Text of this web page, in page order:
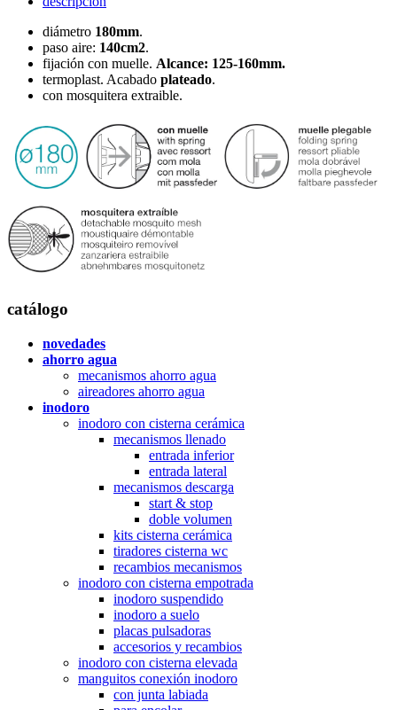
diámetro 180mm.
paso aire: 140cm2.
fijación con muelle. Alcance: 125-160mm.
termoplast. Acabado plateado.
con mosquitera extraible.
catálogo
novedades
ahorro agua
mecanismos ahorro agua
aireadores ahorro agua
inodoro
inodoro con cisterna cerámica
mecanismos llenado
entrada inferior
entrada lateral
mecanismos descarga
start & stop
doble volumen
kits cisterna cerámica
tiradores cisterna wc
recambios mecanismos
inodoro con cisterna empotrada
inodoro suspendido
inodoro a suelo
placas pulsadoras
accesorios y recambios
inodoro con cisterna elevada
manguitos conexión inodoro
con junta labiada